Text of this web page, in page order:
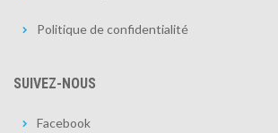
Politique de confidentialité
SUIVEZ-NOUS
Facebook